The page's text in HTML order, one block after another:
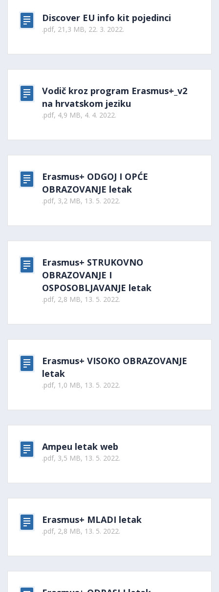
Discover EU info kit pojedinci
.pdf, 21,3 MB, 22. 3. 2022.
Vodič kroz program Erasmus+_v2
na hrvatskom jeziku
.pdf, 4,9 MB, 4. 4. 2022.
Erasmus+ ODGOJ I OPĆE
OBRAZOVANJE letak
.pdf, 3,2 MB, 13. 5. 2022.
Erasmus+ STRUKOVNO
OBRAZOVANJE I
OSPOSOBLJAVANJE letak
.pdf, 2,8 MB, 13. 5. 2022.
Erasmus+ VISOKO OBRAZOVANJE
letak
.pdf, 1,0 MB, 13. 5. 2022.
Ampeu letak web
.pdf, 3,5 MB, 13. 5. 2022.
Erasmus+ MLADI letak
.pdf, 2,8 MB, 13. 5. 2022.